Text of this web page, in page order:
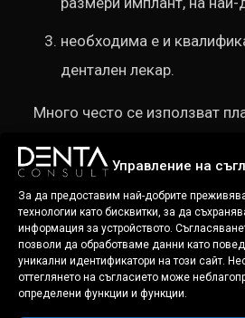
Управление на
За да предоставим най-добрите
технологии като бисквитки, за да
информация за устройството.
позволи да обработваме данни като
уникални идентификатори на този сайт.
оттеглянето на съгласието може
определени функции и функции.
необходима е и
дентален лекар.
Много често се използват
винаги съществува риск, да е
пропуск, който да се окаже
имплантолога и в крайна
върху Вас.
Собственоръчния3D